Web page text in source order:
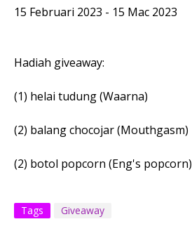
15 Februari 2023 - 15 Mac 2023
Hadiah giveaway:
(1) helai tudung (Waarna)
(2) balang chocojar (Mouthgasm)
(2) botol popcorn (Eng's popcorn)
Tags Giveaway